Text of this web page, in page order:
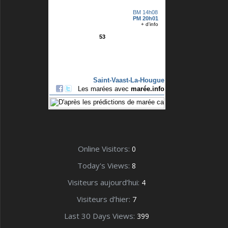
Online Visitors: 0
Today's Views: 8
Visiteurs aujourd’hui: 4
Visiteurs d’hier: 7
Last 30 Days Views: 399